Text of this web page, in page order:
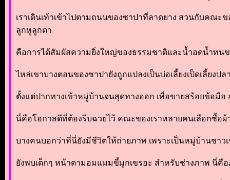
เราเดินเท้าเข้าไปตามถนนของซาปาที่ลาดยาง สวนกับคณ
ลูกหูลูกตา
คือการได้สัมผัสความยิ่งใหญ่ของธรรมชาติและน้ำอดน้ำทน
ไหล่เขาบางตอนของซาปายังถูกแปลงเป็นบ่อเลี้ยงเป็ดเลี้ยง
ตั้งแต่ปากทางเข้าหมู่บ้านจนสุดทางออก เพื่อขายสร้อยข้อมือ
นี่คือโอกาสดีที่ต้องรีบฉวยไว้ คณะของเราหลายคนเลือกซื้อ
บางคนบอกว่าที่นี่ยังมีชีวิตให้ถ่ายภาพ เพราะเป็นหมู่บ้านชาว
ยังพบเด็กๆ หน้าตามอมแมมขี้มูกเขรอะ สำหรับช่างภาพ นี่คื